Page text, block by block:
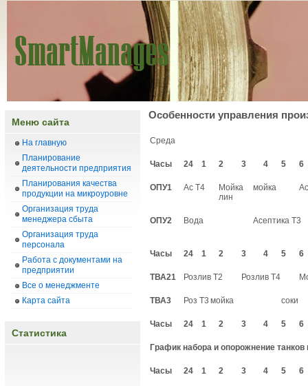
Меню сайта
На главную
Планирование
деятельности предприятия
Планирования качества
продукции на микроуровне
Организация труда
менеджера сбыта
Организация труда
персонала
Работа с документами на
предприятии
Все о менеджменте
Карта сайта
Статистика
Особенности управления
Среда
Часы 24 1 2 3 4 5 6
ОПУ1 Ас Т4
Мойка
лин
мойка
ОПУ2 Вода Асептика Т3
Часы 24 1 2 3 4 5 6
ТВА21 Розлив Т2 Розлив Т4
ТВА3 Роз Т3 мойка соки
Часы 24 1 2 3 4 5 6
График набора и опорожнение
Часы 24 1 2 3 4 5 6